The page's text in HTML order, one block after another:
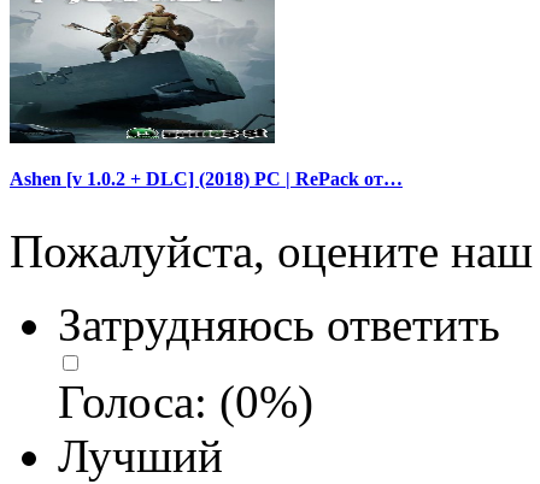
Ashen [v 1.0.2 + DLC] (2018) PC | RePack от…
Пожалуйста, оцените наш
Затрудняюсь ответить
Голоса: (0%)
Лучший